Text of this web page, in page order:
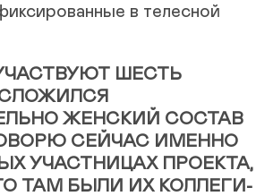
в телесной
ШЕСТЬ
ЖЕНСКИЙ СОСТАВ
СЕЙЧАС ИМЕННО
УЧАСТНИЦАХ ПРОЕКТА,
ТАМ БЫЛИ ИХ КОЛЛЕГИ-